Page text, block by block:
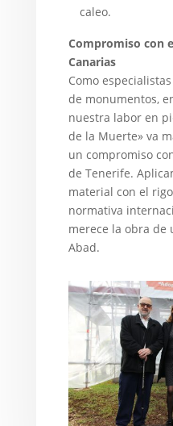
caleo.
Compromiso con
Canarias
Como
de monumentos,
nuestra labor en
de la Muerte» va
un compromiso
de Tenerife.
material con el
normativa
merece la obra de
Abad.